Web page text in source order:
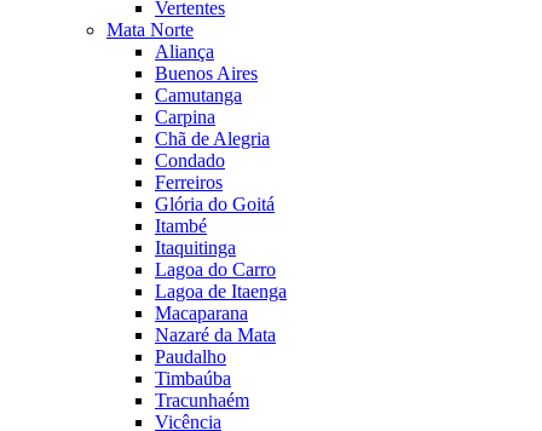
Vertentes
Mata Norte
Aliança
Buenos Aires
Camutanga
Carpina
Chã de Alegria
Condado
Ferreiros
Glória do Goitá
Itambé
Itaquitinga
Lagoa do Carro
Lagoa de Itaenga
Macaparana
Nazaré da Mata
Paudalho
Timbaúba
Tracunhaém
Vicência